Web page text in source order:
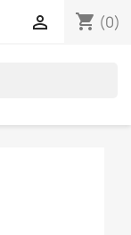
shopping_cart (0)
